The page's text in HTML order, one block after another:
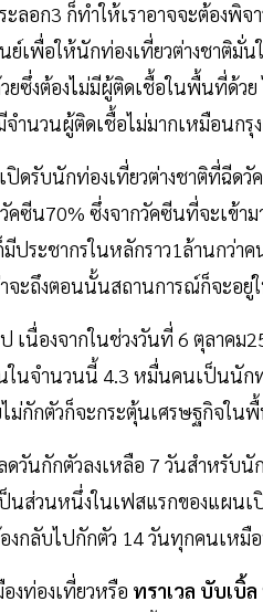
ระลอก3 ก็ทำให้เราอาจจะต้องพิจ
พื่อให้นักท่องเที่ยวต่างชาติมั่น
ซึ่งต้องไม่มีผู้ติดเชื้อในพื้นที่ด้วย
ำนวนผู้ติดเชื้อไม่มากเหมือนกรุ
ดรับนักท่องเที่ยวต่างชาติที่ฉีด
ซีน70% ซึ่งจากวัคซีนที่จะเข้า
ระชากรในหลักราว1ล้านกว่า
จะถึงตอนนั้นสถานการณ์ก็จะอยู่
เนื่องจากในช่วงวันที่ 6 ตุลาค
นจำนวนนี้ 4.3 หมื่นคนเป็นนัก
ม่กักตัวก็จะกระตุ้นเศรษฐกิจใน
วันกักตัวลงเหลือ 7 วันสำหรับ
นส่วนหนึ่งในเฟสแรกของแผน
งกลับไปกักตัว 14 วันทุกคนเห
งท่องเที่ยวหรือ ทราเวล บับเบิ้ล